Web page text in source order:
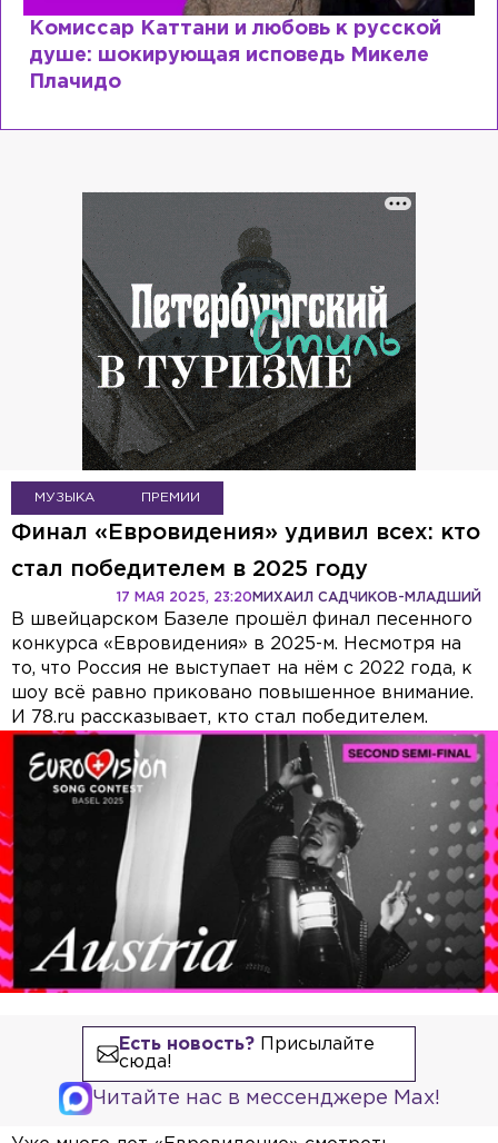
Специалист с напрасным дипломом:
почему мир разочаровался в высшем
образовании?
МУЗЫКА ПРЕМИИ
Финал «Евровидения» удивил всех: кто
стал победителем в 2025 году
МИХАИЛ САДЧИКОВ-МЛАДШИЙ
17 МАЯ 2025, 23:20
В швейцарском Базеле прошёл финал песенного
конкурса «Евровидения» в 2025-м. Несмотря на
то, что Россия не выступает на нём с 2022 года, к
шоу всё равно приковано повышенное внимание.
И 78.ru рассказывает, кто стал победителем.
Есть новость?Присылайте
сюда!
Читайте нас в мессенджере Max!